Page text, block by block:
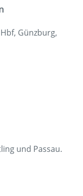
Günzburg,
und Passau.